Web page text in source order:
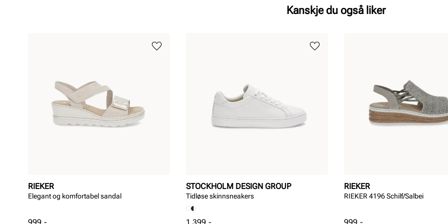
Kanskje du også liker
RIEKER
Elegant og komfortabel sandal
Pris
STOCKHOLM DESIGN GROUP
Tidløse skinnsneakers
Pris
RIEKER
RIEKER 4196 Schilf/Salbei
Pris